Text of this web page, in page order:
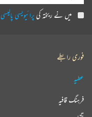
میں نے ریختہ کیپرائیویسی پالیسی
فوری رابطے
عطیہ
فرہنگ قافیہ